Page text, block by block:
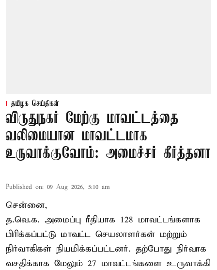
தமிழக செய்திகள்
விருதுநகர் மேற்கு மாவட்டத்தை
வலிமையான மாவட்டமாக
உருவாக்குவோம்: அமைச்சர் கீர்த்தனா
Published on: 09 Aug 2026, 5:10 am
சென்னை,
த.வெ.க. அமைப்பு ரீதியாக 128 மாவட்டங்களாக
பிரிக்கப்பட்டு மாவட்ட செயலாளர்கள் மற்றும்
நிர்வாகிகள் நியமிக்கப்பட்டனர். தற்போது நிர்வாக
வசதிக்காக மேலும் 27 மாவட்டங்களை உருவாக்கி